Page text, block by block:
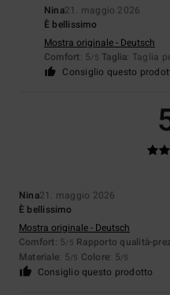
Nina21. maggio 2026
È bellissimo
Mostra originale - Deutsch
Comfort: 5/5 Taglia: Taglia
Consiglio questo
Nina21. maggio 2026
È bellissimo
Mostra originale - Deutsch
Comfort: 5/5 Rapporto qualità-
Materiale: 5/5 Colore: 5/5
Consiglio questo prodotto